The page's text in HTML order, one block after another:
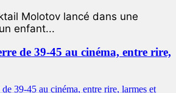
Molotov lancé dans une
enfant...
de 39-45 au cinéma, entre rire,